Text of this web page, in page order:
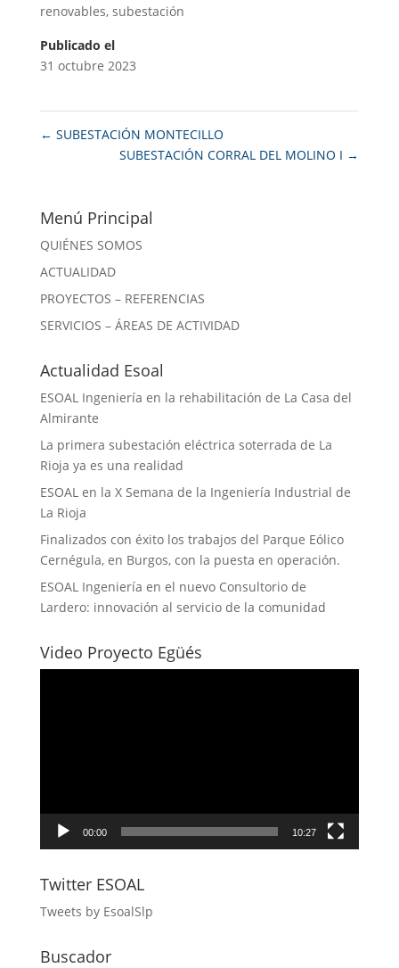
renovables, subestación
Publicado el
31 octubre 2023
← SUBESTACIÓN MONTECILLO
SUBESTACIÓN CORRAL DEL MOLINO I →
Menú Principal
QUIÉNES SOMOS
ACTUALIDAD
PROYECTOS – REFERENCIAS
SERVICIOS – ÁREAS DE ACTIVIDAD
Actualidad Esoal
ESOAL Ingeniería en la rehabilitación de La Casa del
Almirante
La primera subestación eléctrica soterrada de La
Rioja ya es una realidad
ESOAL en la X Semana de la Ingeniería Industrial de
La Rioja
Finalizados con éxito los trabajos del Parque Eólico
Cernégula, en Burgos, con la puesta en operación.
ESOAL Ingeniería en el nuevo Consultorio de
Lardero: innovación al servicio de la comunidad
Video Proyecto Egüés
00:00 10:27
Twitter ESOAL
Tweets by EsoalSlp
Buscador